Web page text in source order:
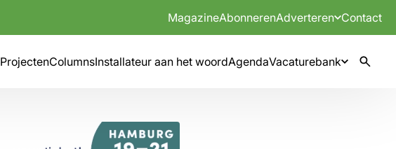
MagazineAbonnerenAdverteren Contact
ProjectenColumnsInstallateur aan het woordAgendaVacaturebank